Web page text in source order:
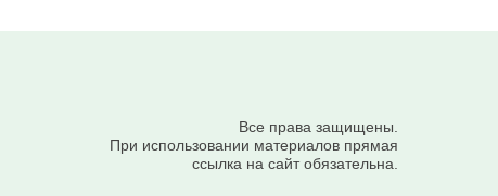
Все права защищены.
При использовании материалов прямая
ссылка на сайт обязательна.